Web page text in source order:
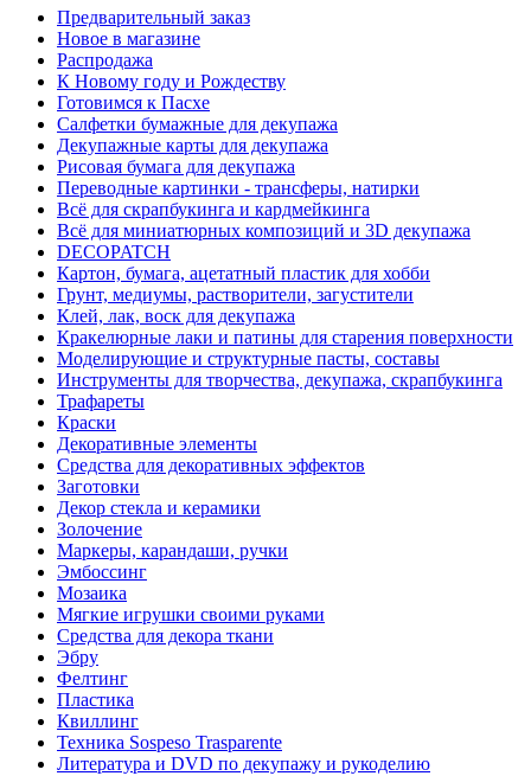
Предварительный заказ
Новое в магазине
Распродажа
К Новому году и Рождеству
Готовимся к Пасхе
Салфетки бумажные для декупажа
Декупажные карты для декупажа
Рисовая бумага для декупажа
Переводные картинки - трансферы, натирки
Всё для скрапбукинга и кардмейкинга
Всё для миниатюрных композиций и 3D декупажа
DECOPATCH
Картон, бумага, ацетатный пластик для хобби
Грунт, медиумы, растворители, загустители
Клей, лак, воск для декупажа
Кракелюрные лаки и патины для старения поверхности
Моделирующие и структурные пасты, составы
Инструменты для творчества, декупажа, скрапбукинга
Трафареты
Краски
Декоративные элементы
Средства для декоративных эффектов
Заготовки
Декор стекла и керамики
Золочение
Маркеры, карандаши, ручки
Эмбоссинг
Мозаика
Мягкие игрушки своими руками
Средства для декора ткани
Эбру
Фелтинг
Пластика
Квиллинг
Техника Sospeso Trasparente
Литература и DVD по декупажу и рукоделию